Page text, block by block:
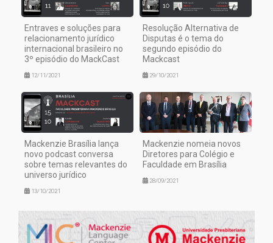
Entraves e soluções para
relacionamento jurídico
internacional brasileiro no
3º episódio do MackCast
12/11/2021
Resolução Alternativa de
Disputas é o tema do
segundo episódio do
Mackcast
29/10/2021
Mackenzie Brasília lança
novo podcast conversa
sobre temas relevantes do
universo jurídico
13/10/2021
Mackenzie nomeia novos
Diretores para Colégio e
Faculdade em Brasília
28/09/2021